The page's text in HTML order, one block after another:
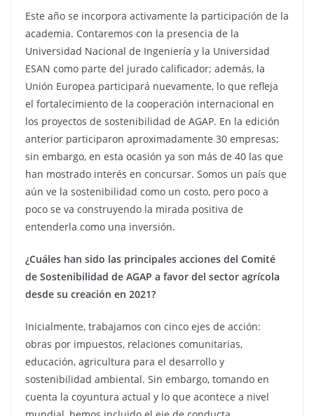
Este año se incorpora activamente la participación de la
academia. Contaremos con la presencia de la
Universidad Nacional de Ingeniería y la Universidad
ESAN como parte del jurado calificador; además, la
Unión Europea participará nuevamente, lo que refleja
el fortalecimiento de la cooperación internacional en
los proyectos de sostenibilidad de AGAP. En la edición
anterior participaron aproximadamente 30 empresas;
sin embargo, en esta ocasión ya son más de 40 las que
han mostrado interés en concursar. Somos un país que
aún ve la sostenibilidad como un costo, pero poco a
poco se va construyendo la mirada positiva de
entenderla como una inversión.
¿Cuáles han sido las principales acciones del Comité
de Sostenibilidad de AGAP a favor del sector agrícola
desde su creación en 2021?
Inicialmente, trabajamos con cinco ejes de acción:
obras por impuestos, relaciones comunitarias,
educación, agricultura para el desarrollo y
sostenibilidad ambiental. Sin embargo, tomando en
cuenta la coyuntura actual y lo que acontece a nivel